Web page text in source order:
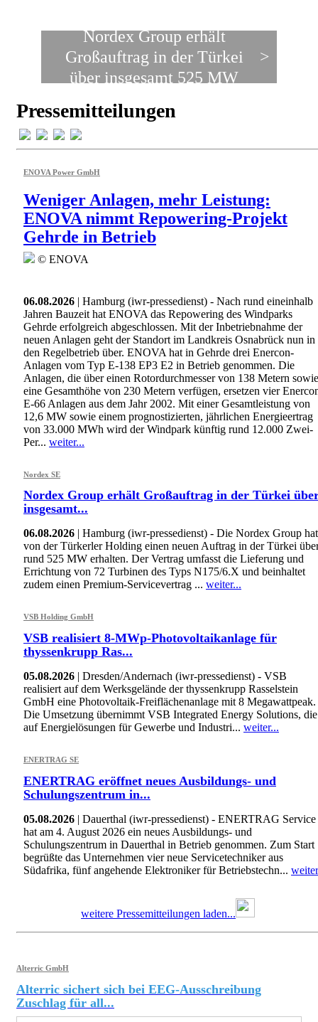
Nordex Group erhält
Großauftrag in der Türkei
über insgesamt 525 MW
>
Pressemitteilungen
ENOVA Power GmbH
Weniger Anlagen, mehr Leistung:
ENOVA nimmt Repowering-Projekt
Gehrde in Betrieb
© ENOVA
06.08.2026 | Hamburg (iwr-pressedienst) - Nach rund eineinhalb
Jahren Bauzeit hat ENOVA das Repowering des Windparks
Gehrde erfolgreich abgeschlossen. Mit der Inbetriebnahme der
neuen Anlagen geht der Standort im Landkreis Osnabrück nun in
den Regelbetrieb über. ENOVA hat in Gehrde drei Enercon-
Anlagen vom Typ E-138 EP3 E2 in Betrieb genommen. Die
Anlagen, die über einen Rotordurchmesser von 138 Metern sowie
eine Gesamthöhe von 230 Metern verfügen, ersetzen vier
E-66 Anlagen aus dem Jahr 2002. Mit einer Gesamtleistung von
12,6 MW sowie einem prognostizierten, jährlichen Energieertrag
von 33.000 MWh wird der Windpark künftig rund 12.000 Zwei-
Per... weiter...
Nordex SE
Nordex Group erhält Großauftrag in der Türkei
insgesamt...
06.08.2026 | Hamburg (iwr-pressedienst) - Die Nordex Group hat
von der Türkerler Holding einen neuen Auftrag in der Türkei
rund 525 MW erhalten. Der Vertrag umfasst die Lieferung und
Errichtung von 72 Turbinen des Typs N175/6.X und beinhaltet
zudem einen Premium-Servicevertrag ... weiter...
VSB Holding GmbH
VSB realisiert 8-MWp-Photovoltaikanlage für
thyssenkrupp Ras...
05.08.2026 | Dresden/Andernach (iwr-pressedienst) - VSB
realisiert auf dem Werksgelände der thyssenkrupp Rasselstein
GmbH eine Photovoltaik-Freiflächenanlage mit 8 Megawattpeak.
Die Umsetzung übernimmt VSB Integrated Energy Solutions, die
auf Energielösungen für Gewerbe und Industri... weiter...
ENERTRAG SE
ENERTRAG eröffnet neues Ausbildungs- und
Schulungszentrum in...
05.08.2026 | Dauerthal (iwr-pressedienst) - ENERTRAG Service
hat am 4. August 2026 ein neues Ausbildungs- und
Schulungszentrum in Dauerthal in Betrieb genommen. Zum Start
begrüßte das Unternehmen vier neue Servicetechniker aus
Südafrika, fünf angehende Elektroniker für Betriebstechn...
weitere Pressemitteilungen laden...
Alterric GmbH
Alterric sichert sich bei EEG-Ausschreibung
Zuschlag für all...